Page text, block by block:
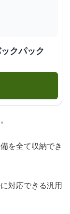
クパック
を全て収納でき
対応できる汎用